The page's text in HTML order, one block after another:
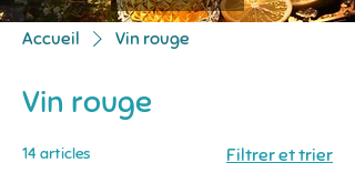
Accueil Vin rouge
Vin rouge
14 articles Filtrer et trier